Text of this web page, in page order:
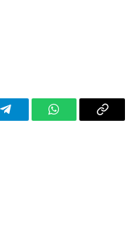
TelegramWhatsAppCopy